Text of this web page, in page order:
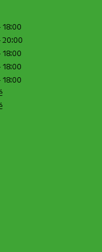
18:00
20:00
18:00
18:00
18:00